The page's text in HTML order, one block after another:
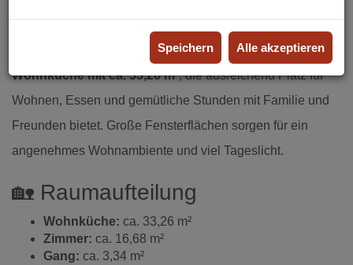
Raumaufteilung legen.
Das Herzstück der Wohnung bildet die beeindruckende
Wohnküche mit ca. 33,26 m², die ausreichend Platz für
Wohnen, Essen und gemütliche Stunden mit Familie und
Freunden bietet. Große Fensterflächen sorgen für ein
angenehmes Wohnambiente und viel Tageslicht.
🏡 Raumaufteilung
Wohnküche: ca. 33,26 m²
Zimmer: ca. 16,68 m²
Gang: ca. 3,34 m²
Speichern Alle akzeptieren